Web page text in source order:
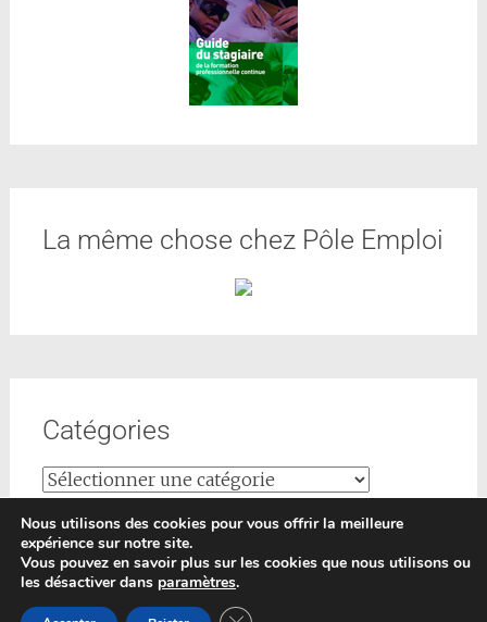
La même chose chez Pôle Emploi
Catégories
Copyright © 2026Formations-conseils
Nous utilisons des cookies pour vous offrir la meilleure
expérience sur notre site.
Vous pouvez en savoir plus sur les cookies que nous utilisons ou
les désactiver dans paramètres.